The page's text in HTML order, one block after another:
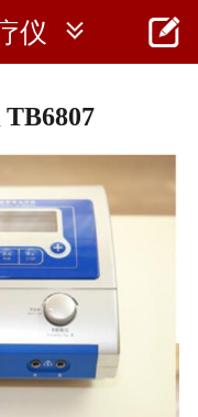
 首页
医疗资讯
仪  